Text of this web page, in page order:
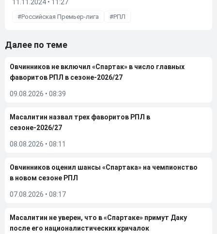
11.11.2024 • 11:27
Российская Премьер-лига РПЛ
Далее по теме
Овчинников не включил «Спартак» в число главных
фаворитов РПЛ в сезоне-2026/27
09.08.2026 • 08:39
Масалитин назвал трех фаворитов РПЛ в
сезоне-2026/27
08.08.2026 • 08:11
Овчинников оценил шансы «Спартака» на чемпионство
в новом сезоне РПЛ
07.08.2026 • 08:17
Масалитин не уверен, что в «Спартаке» примут Даку
после его националистических кричалок